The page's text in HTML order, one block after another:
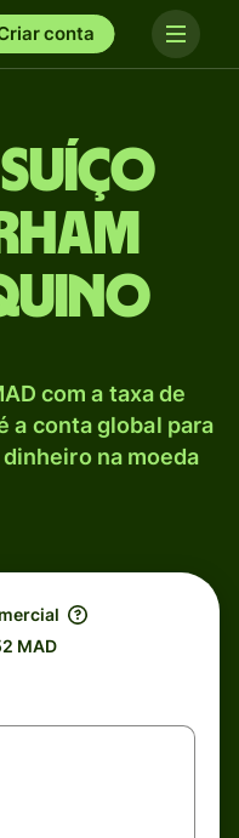
conta
com a taxa de
a conta global para
na moeda
MAD